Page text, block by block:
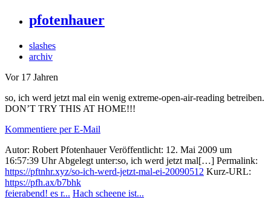
pfotenhauer
slashes
archiv
Vor 17 Jahren
so, ich werd jetzt mal ein wenig extreme-open-air-reading betreiben.
DON’T TRY THIS AT HOME!!!
Kommentiere per E-Mail
Autor: Robert Pfotenhauer Veröffentlicht: 12. Mai 2009 um
16:57:39 Uhr Abgelegt unter:so, ich werd jetzt mal[…] Permalink:
https://pftnhr.xyz/so-ich-werd-jetzt-mal-ei-20090512 Kurz-URL:
https://pfh.ax/b7bhk
feierabend! es r... Hach scheene ist...